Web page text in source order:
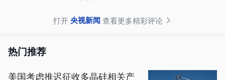
打开央视新闻查看更多精彩评论
热门推荐
美国考虑推迟征收多晶硅相关产